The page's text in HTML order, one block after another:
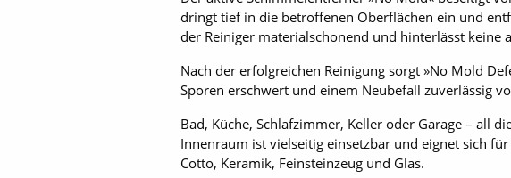
dringt tief in die betroffenen Oberflächen ein und
der Reiniger materialschonend und hinterlässt keine
Nach der erfolgreichen Reinigung sorgt »No Mold
Sporen erschwert und einem Neubefall zuverlässig
Bad, Küche, Schlafzimmer, Keller oder Garage – all
Innenraum ist vielseitig einsetzbar und eignet sich
Cotto, Keramik, Feinsteinzeug und Glas.